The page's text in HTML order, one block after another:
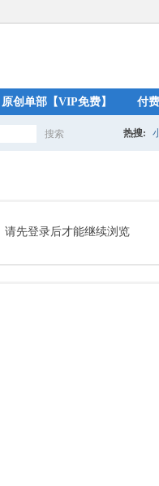
原创单部【VIP免费】 付
搜索
索
热搜:
请先登录后才能继续浏览